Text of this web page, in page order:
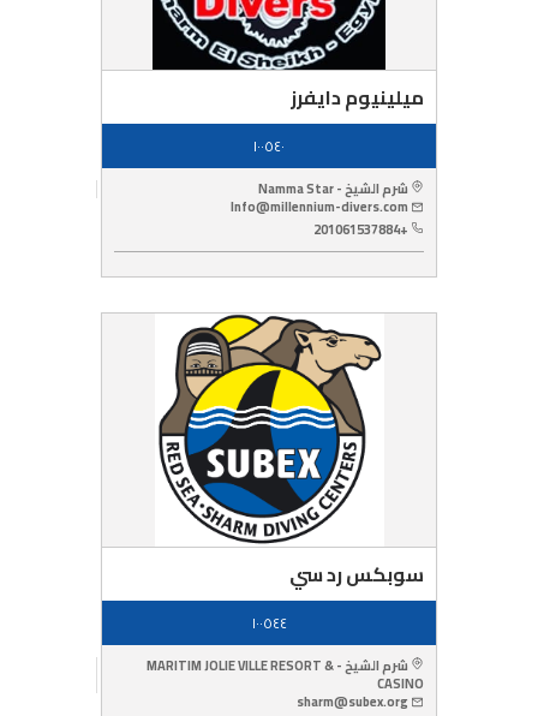
ميلينيوم دايفرز
١٠٠٥٤٠
شرم الشيخ - Namma Star
Info@millennium-divers.com
+201061537884
سوبكس رد سي
١٠٠٥٤٤
شرم الشيخ - MARITIM JOLIE VILLE RESORT &
CASINO
sharm@subex.org